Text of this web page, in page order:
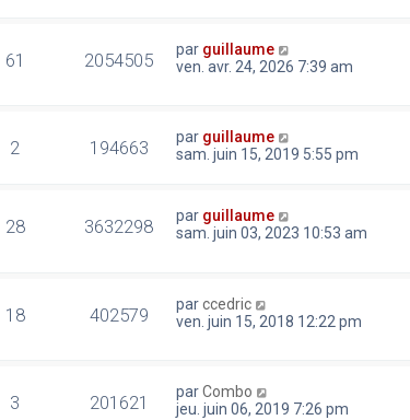
61 2054505 par guillaume
ven. avr. 24, 2026 7:39 am
2 194663 par guillaume
sam. juin 15, 2019 5:55 pm
28 3632298 par guillaume
sam. juin 03, 2023 10:53 am
18 402579 parccedric
ven. juin 15, 2018 12:22 pm
3 201621 parCombo
jeu. juin 06, 2019 7:26 pm